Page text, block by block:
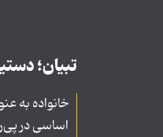
تبیان؛
خانواده به
اساسی در